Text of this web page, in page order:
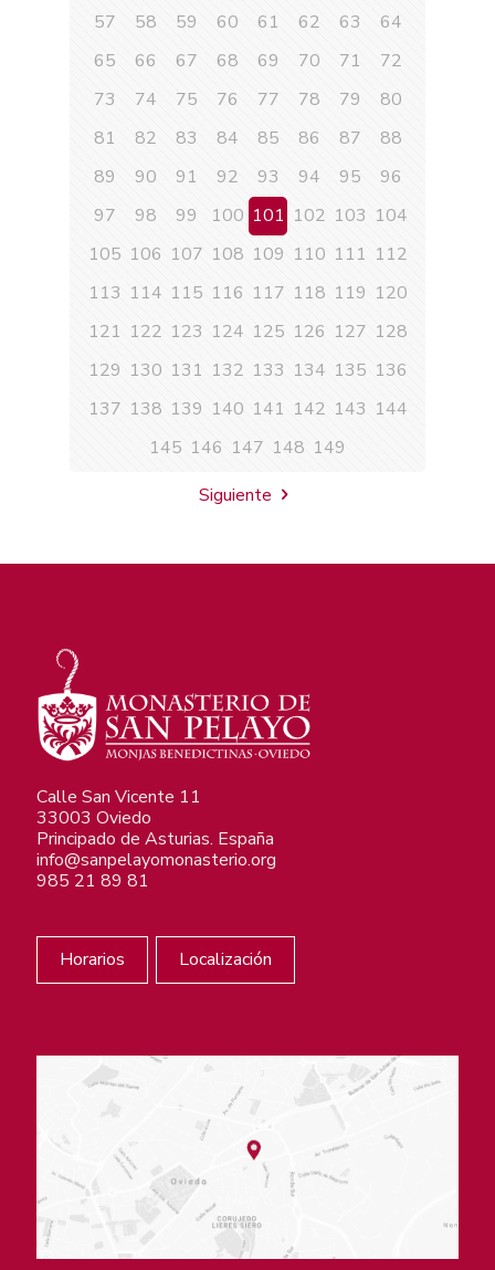
57
58 59 60 61 62 63
64
65
66 67 68 69 70 71
72
73
74 75 76 77 78 79
80
81
82 83 84 85 86 87
88
89
90 91 92 93 94 95
96
97
98 99 100 101 102 103 104
105 106 107 108 109 110 111 112
113 114 115 116 117 118 119 120
121 122 123 124 125 126 127 128
129 130 131 132 133 134 135 136
137 138 139 140 141 142 143 144
145 146 147 148 149
Siguiente
Calle San Vicente 11
33003 Oviedo
Principado de Asturias. España
info@sanpelayomonasterio.org
985 21 89 81
Horarios Localización